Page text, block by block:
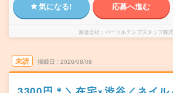
気になる! 応募へ進む
派遣会社 パーソルテンプスタッフ株
未読 掲載日 2026/08/08